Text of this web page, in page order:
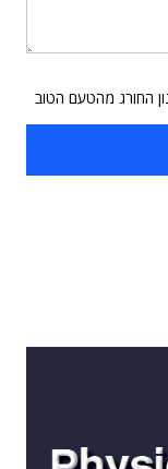
החורג מהטעם הטוב